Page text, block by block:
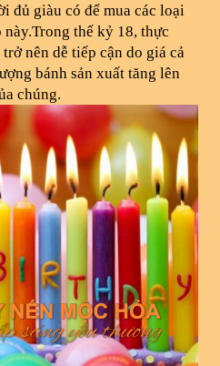
đủ giàu có để mua các loại
thế kỷ 18, thực
nên dễ tiếp cận do giá cả
bánh sản xuất tăng lên
chúng.